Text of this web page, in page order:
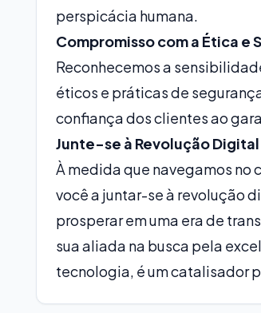
perspicácia humana.
Compromisso com a Ética e
Reconhecemos a
éticos e práticas de
confiança dos clientes ao
Junte-se à Revolução
À medida que navegamos no
você a juntar-se à revolução
prosperar em uma era de
sua aliada na busca pela
tecnologia, é um catalisador